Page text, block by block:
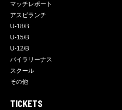
マッチレポート
アスピランチ
U-18/B
U-15/B
U-12/B
バイラリーナス
スクール
その他
TICKETS